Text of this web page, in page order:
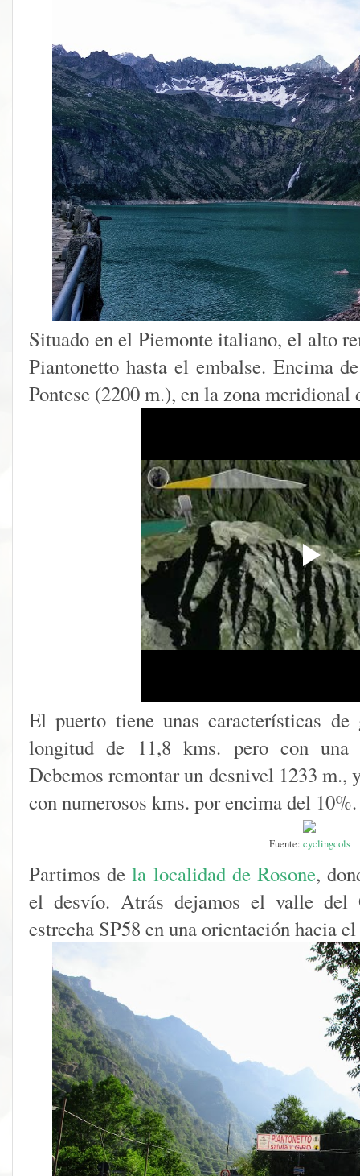
Situado en el Piemonte italiano, el alto
Piantonetto hasta el embalse. Encima
Pontese (2200 m.), en la zona meridional
El puerto tiene unas características
longitud de 11,8 kms. pero con
Debemos remontar un desnivel 1233
con numerosos kms. por encima del 10%.
Fuente: cyclingcols
Partimos dela localidad de Rosone,
el desvío. Atrás dejamos el valle del
estrecha SP58 en una orientación hacia